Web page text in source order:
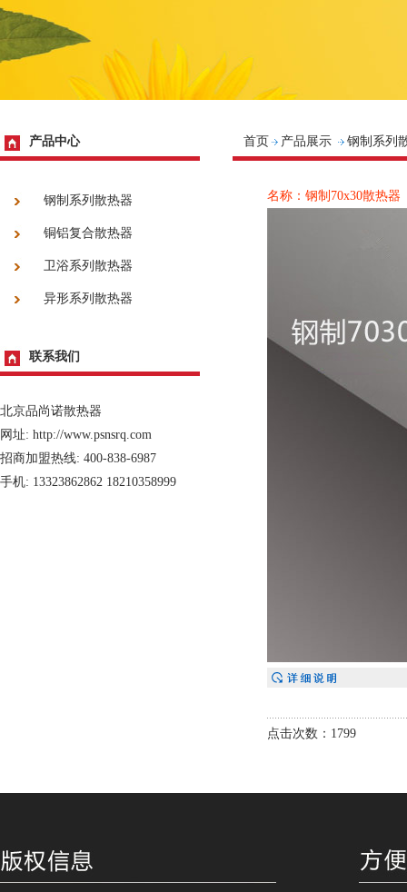
产品中心
钢制系列散热器
铜铝复合散热器
卫浴系列散热器
异形系列散热器
联系我们
北京品尚诺散热器
网址: http://www.psnsrq.com
招商加盟热线: 400-838-6987
手机: 13323862862 18210358999
首页 产品展示 钢制系列
名称：钢制70x30散热器
点击次数：1799